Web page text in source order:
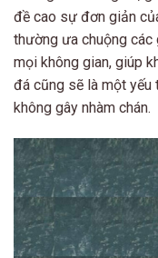
đề cao sự đơn giản
thường ưa chuộng các
mọi không gian, giúp
đá cũng sẽ là một
không gây nhàm chán.